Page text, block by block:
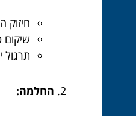
חיזוק
שיקום
תרגול
החלמה: